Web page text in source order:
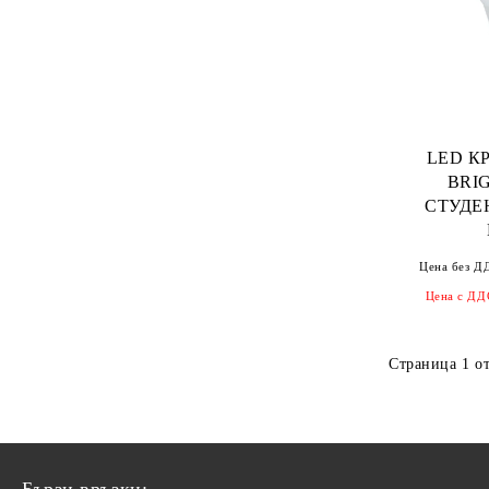
LED
Цена без
Цена с
Страница 1